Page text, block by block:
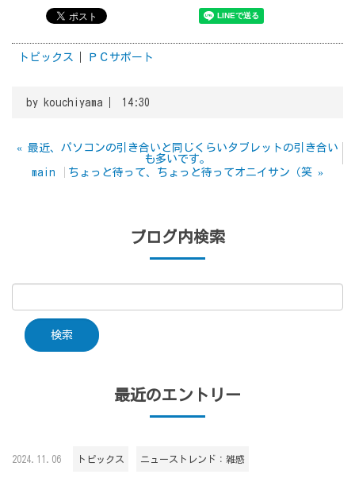
トピックス ＰＣサポート
by kouchiyama 14:30
« 最近、パソコンの引き合いと同じくらいタブレットの引き合い
も多いです。
main
ちょっと待って、ちょっと待ってオニイサン（笑 »
ブログ内検索
最近のエントリー
2024.11.06 トピックス ニューストレンド：雑感